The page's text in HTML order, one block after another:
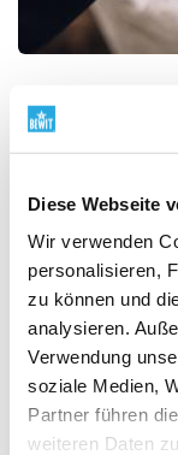
Diese Webseite
Wir verwenden
personalisieren,
zu können und
analysieren.
Verwendung
soziale Medien,
Partner führen
weiteren Daten
Vom Ursprung
wir Lieferanten
Ursprung, die
jeder Zutat. Wir
RAW-Ansatz,
der Wildnis, wo
Respekt vor der
unserer
der Ursprung